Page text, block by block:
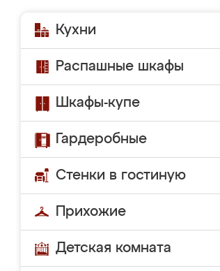
Кухни
Распашные шкафы
Шкафы-купе
Гардеробные
Стенки в гостиную
Прихожие
Детская комната